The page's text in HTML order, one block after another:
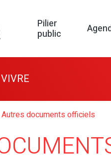
Pilier
public
VIVRE
Autres documents officiels